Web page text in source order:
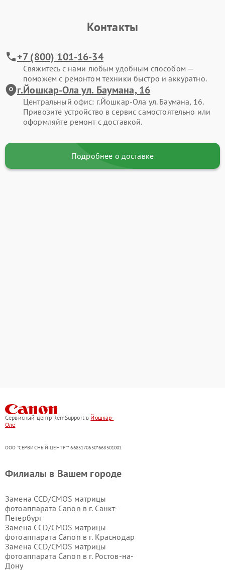
Контакты
+7 (800) 101-16-34
Свяжитесь с нами любым удобным способом —
поможем с ремонтом техники быстро и аккуратно.
г.Йошкар-Ола ул. Баумана, 16
Центральный офис: г.Йошкар-Ола ул. Баумана, 16.
Привозите устройство в сервис самостоятельно или
оформляйте ремонт с доставкой.
Подробнее о доставке
Сервисный центр RemSupport в Йошкар-
Оле
ООО "СЕРВИСНЫЙ ЦЕНТР"* 6685170650*668501001
Филиалы в Вашем городе
Замена CCD/CMOS матрицы
фотоаппарата Canon в г. Санкт-
Петербург
Замена CCD/CMOS матрицы
фотоаппарата Canon в г. Краснодар
Замена CCD/CMOS матрицы
фотоаппарата Canon в г. Ростов-на-
Дону